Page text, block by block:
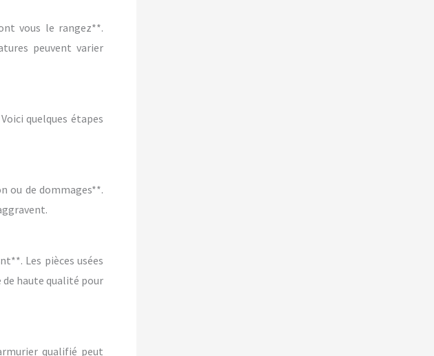
vous le rangez**.
peuvent varier
quelques étapes
ou de dommages**.
Les pièces usées
de haute qualité pour
qualifié peut